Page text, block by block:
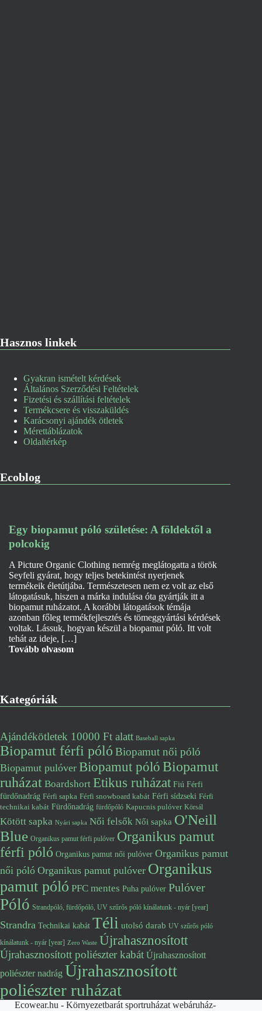
Hasznos linkek
Gyakran ismételt kérdések
Általános Szerződési Feltételek
Fizetési és szállítási feltételek
Termékcsere és visszaküldés
Karácsonyi ajándék ötletek
Mérettáblázatok
Oldaltérkép
Ecoblog
Egy biopamut póló születése: A földektől a
polcokig
A Picture Organic Clothing nemrég meglátogatta a török
Seyfeli gyárat, hogy teljes betekintést nyerjenek
termékeik életútjába. Természetesen nem ez volt az első
látogatásuk, hiszen a márka indulása óta gyártják itt a
biopamut ruházatot. A korábbi látogatások témája
azonban főleg termékfejlesztés és tömeggyártási kérdések
voltak. Lássuk, hogyan készül a biopamut póló. Itt volt
tehát az ideje, […]
Tovább olvasom
Kategóriák
Ajándékötletek 10000 Ft alatt Baseball sapka
Biopamut férfi póló Biopamut női póló
Biopamut pulóver Biopamut pólóBiopamut
ruházat Boardshort Etikus ruházat Fiú Férfi
fürdőnadrág Férfi sapka Férfi snowboard kabát Férfi sídzseki Férfi
technikai kabát Fürdőnadrág fürdőpóló Kapucnis pulóver Körsál
Kötött sapka Nyári sapka Női felsők Női sapka O'Neill
Blue Organikus pamut férfi pulóver Organikus pamut
férfi póló Organikus pamut női pulóver Organikus pamut
női póló Organikus pamut pulóver Organikus
pamut póló PFC mentes Puha pulóver Pulóver
Póló Strandpóló, fürdőpóló, UV szűrős póló kínálatunk - nyár [year]
Strandra Technikai kabát Téli utolsó darab UV szűrős póló
kínálatunk - nyár [year] Zero Waste Újrahasznosított
Újrahasznosított poliészter kabát Újrahasznosított
poliészter nadrág Újrahasznosított
poliészter ruházat
Ecowear.hu - Környezetbarát sportruházat webáruház-